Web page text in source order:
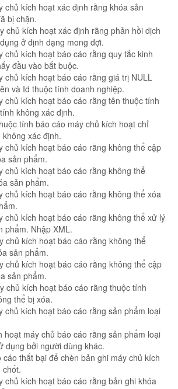
chủ kích hoạt xác định rằng khóa sản
bị chặn.
chủ kích hoạt xác định rằng phản hồi dịch
ở định dạng mong đợi.
chủ kích hoạt báo cáo rằng quy tắc kinh
đầu vào bắt buộc.
chủ kích hoạt báo cáo rằng giá trị NULL
và Id thuộc tính doanh nghiệp.
chủ kích hoạt báo cáo rằng tên thuộc tính
không xác định.
tính báo cáo máy chủ kích hoạt chỉ
xác định.
chủ kích hoạt báo cáo rằng không thể cập
sản phẩm.
chủ kích hoạt báo cáo rằng không thể
sản phẩm.
chủ kích hoạt báo cáo rằng không thể xóa
chủ kích hoạt báo cáo rằng không thể xử lý
phẩm. Nhập XML.
chủ kích hoạt báo cáo rằng không thể
sản phẩm.
chủ kích hoạt báo cáo rằng không thể cập
sản phẩm.
chủ kích hoạt báo cáo rằng thuộc tính
thể bị xóa.
chủ kích hoạt báo cáo rằng sản phẩm loại
hoạt máy chủ báo cáo rằng sản phẩm loại
dụng bởi người dùng khác.
thất bại để chèn bản ghi máy chủ kích
chốt.
chủ kích hoạt báo cáo rằng bản ghi khóa